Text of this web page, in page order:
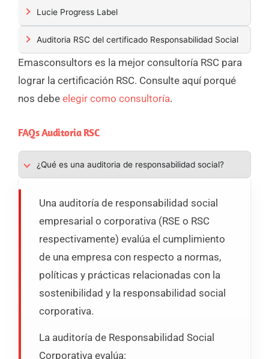
Lucie Progress Label
Auditoria RSC del certificado Responsabilidad Social
Emasconsultors es la mejor consultoría RSC para
lograr la certificación RSC. Consulte aquí porqué
nos debe elegir como consultoría.
FAQs Auditoria RSC
¿Qué es una auditoria de responsabilidad social?
Una auditoría de responsabilidad social
empresarial o corporativa (RSE o RSC
respectivamente) evalúa el cumplimiento
de una empresa con respecto a normas,
políticas y prácticas relacionadas con la
sostenibilidad y la responsabilidad social
corporativa.
La auditoría de Responsabilidad Social
Corporativa evalúa: